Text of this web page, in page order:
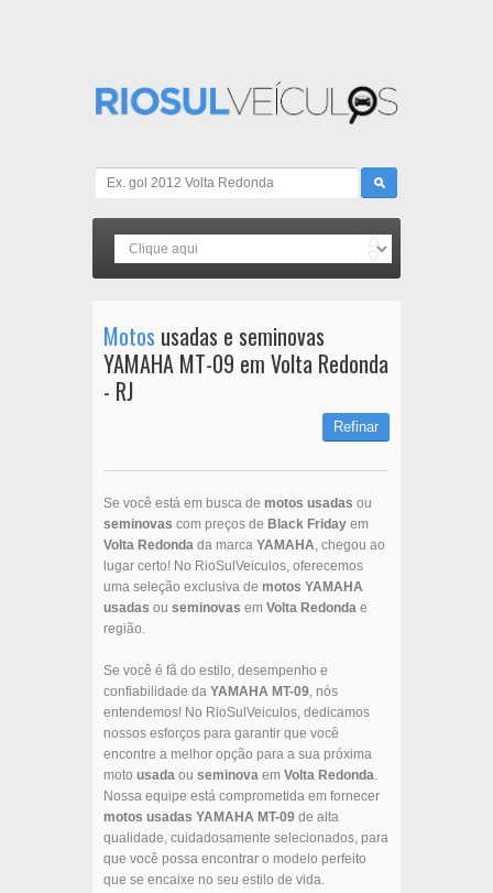
Motos usadas e seminovas
YAMAHA MT-09 em Volta Redonda
- RJ
Refinar
Se você está em busca de motos usadas ou
seminovas com preços de Black Friday em
Volta Redonda da marca YAMAHA, chegou ao
lugar certo! No RioSulVeiculos, oferecemos
uma seleção exclusiva de motos YAMAHA
usadas ou seminovas em Volta Redonda e
região.
Se você é fã do estilo, desempenho e
confiabilidade da YAMAHA MT-09, nós
entendemos! No RioSulVeiculos, dedicamos
nossos esforços para garantir que você
encontre a melhor opção para a sua próxima
moto usada ou seminova em Volta Redonda.
Nossa equipe está comprometida em fornecer
motos usadas YAMAHA MT-09 de alta
qualidade, cuidadosamente selecionados, para
que você possa encontrar o modelo perfeito
que se encaixe no seu estilo de vida.